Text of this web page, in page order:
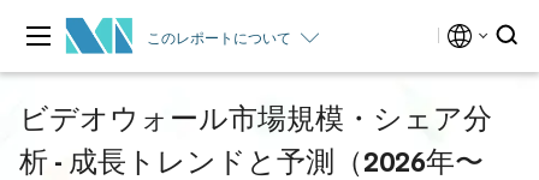
このレポートについて
ビデオウォール市場規模・シェア分
析 - 成長トレンドと予測（2026年〜